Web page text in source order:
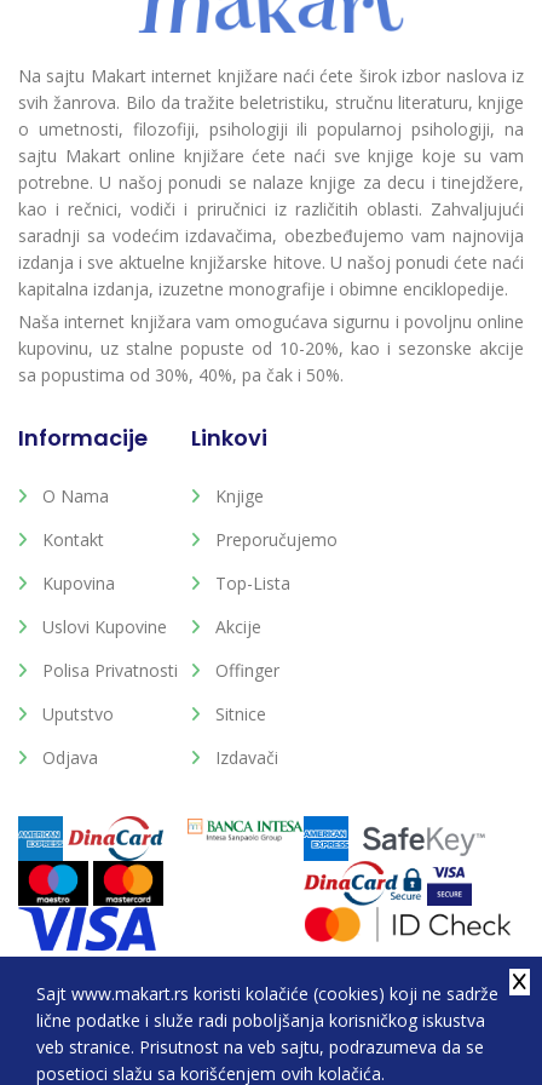
Sajt www.makart.rs koristi kolačiće (cookies) koji ne sadrže
lične podatke i služe radi poboljšanja korisničkog iskustva
veb stranice. Prisutnost na veb sajtu, podrazumeva da se
posetioci slažu sa korišćenjem ovih kolačića.
Na sajtu Makart internet knjižare naći ćete širok izbor naslova iz
svih žanrova. Bilo da tražite beletristiku, stručnu literaturu, knjige
o umetnosti, filozofiji, psihologiji ili popularnoj psihologiji, na
sajtu Makart online knjižare ćete naći sve knjige koje su vam
potrebne. U našoj ponudi se nalaze knjige za decu i tinejdžere,
kao i rečnici, vodiči i priručnici iz različitih oblasti. Zahvaljujući
saradnji sa vodećim izdavačima, obezbeđujemo vam najnovija
izdanja i sve aktuelne knjižarske hitove. U našoj ponudi ćete naći
kapitalna izdanja, izuzetne monografije i obimne enciklopedije.
Naša internet knjižara vam omogućava sigurnu i povoljnu online
kupovinu, uz stalne popuste od 10-20%, kao i sezonske akcije
sa popustima od 30%, 40%, pa čak i 50%.
Informacije
O Nama
Kontakt
Kupovina
Uslovi Kupovine
Polisa Privatnosti
Uputstvo
Odjava
Linkovi
Knjige
Preporučujemo
Top-Lista
Akcije
Offinger
Sitnice
Izdavači
2026. All Rights Reserved © Makart.rs - MAKART DOO
BEOGRAD (NOVI BEOGRAD), PIB: 105184104, MB: